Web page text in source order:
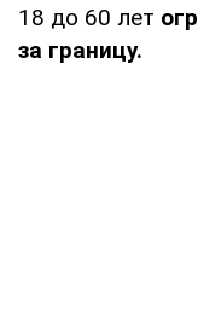
18 до 60 лет
за границу.